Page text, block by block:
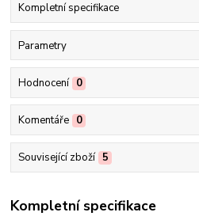
Kompletní specifikace
Parametry
Hodnocení 0
Komentáře 0
Související zboží 5
Kompletní specifikace